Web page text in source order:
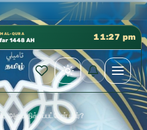
AL-QURA
1448 AH 11:27 pm
அனுமதிக்கப்பட்டோர் யார்?